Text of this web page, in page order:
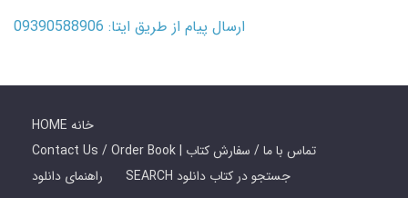
ارسال پیام از طریق ایتا: 09390588906
HOME خانه
Contact Us / Order Book | تماس با ما / سفارش کتاب
راهنمای دانلود
SEARCH جستجو در کتاب دانلود